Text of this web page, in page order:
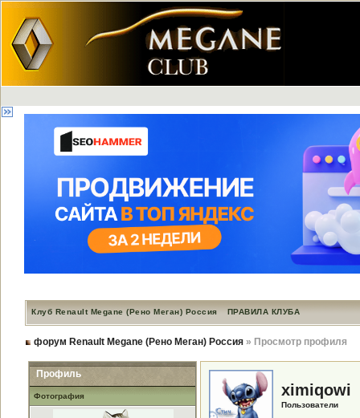
Клуб Renault Megane (Рено Меган) Россия ПРАВИЛА КЛУБА
форум Renault Megane (Рено Меган) Россия » Просмотр профиля
Профиль
Фотография ximiqowi
Пользователи